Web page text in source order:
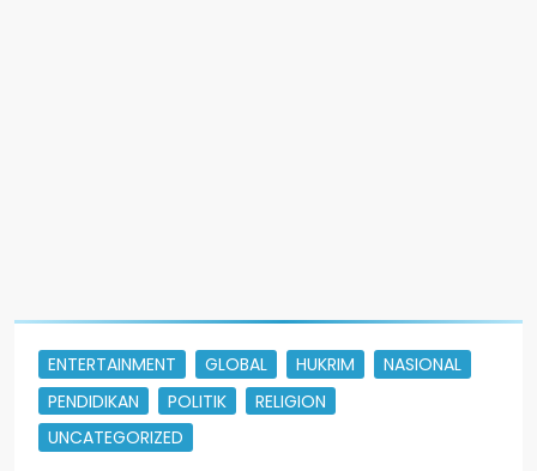
ENTERTAINMENT GLOBAL HUKRIM
NASIONAL
PENDIDIKAN
POLITIK
RELIGION
UNCATEGORIZED